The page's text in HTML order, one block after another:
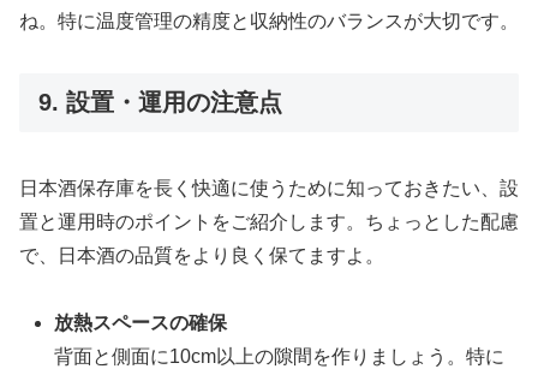
ね。特に温度管理の精度と収納性のバランスが大切です。
9. 設置・運用の注意点
日本酒保存庫を長く快適に使うために知っておきたい、設
置と運用時のポイントをご紹介します。ちょっとした配慮
で、日本酒の品質をより良く保てますよ。
放熱スペースの確保
背面と側面に10cm以上の隙間を作りましょう。特に